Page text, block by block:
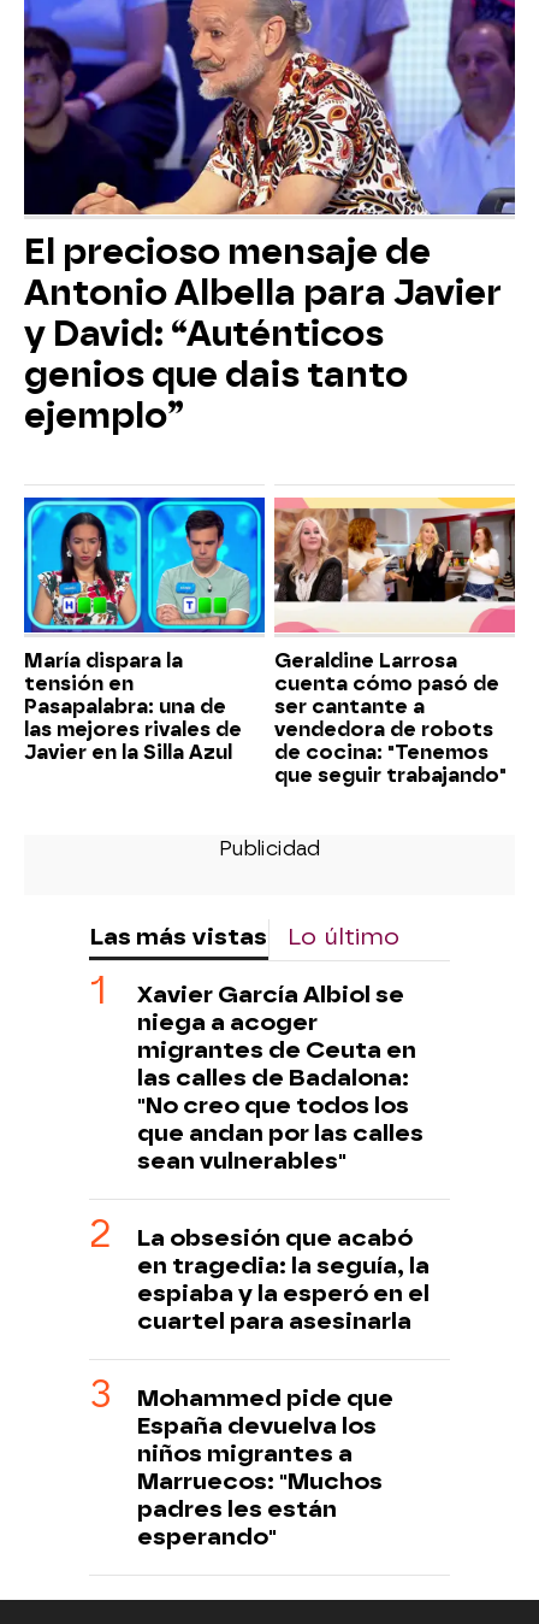
El precioso mensaje de
Antonio Albella para Javier
y David: “Auténticos
genios que dais tanto
ejemplo”
María dispara la
tensión en
Pasapalabra: una de
las mejores rivales de
Javier en la Silla Azul
Geraldine Larrosa
cuenta cómo pasó de
ser cantante a
vendedora de robots
de cocina: "Tenemos
que seguir trabajando"
Las más vistas Lo último
Xavier García Albiol se
niega a acoger
migrantes de Ceuta en
las calles de Badalona:
"No creo que todos los
que andan por las calles
sean vulnerables"
La obsesión que acabó
en tragedia: la seguía, la
espiaba y la esperó en el
cuartel para asesinarla
Mohammed pide que
España devuelva los
niños migrantes a
Marruecos: "Muchos
padres les están
esperando"